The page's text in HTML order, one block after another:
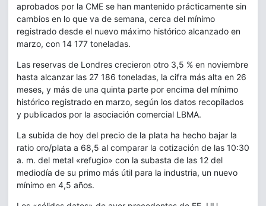
aprobados por la CME se han mantenido prácticamente sin
cambios en lo que va de semana, cerca del mínimo
registrado desde el nuevo máximo histórico alcanzado en
marzo, con 14 177 toneladas.
Las reservas de Londres crecieron otro 3,5 % en noviembre
hasta alcanzar las 27 186 toneladas, la cifra más alta en 26
meses, y más de una quinta parte por encima del mínimo
histórico registrado en marzo, según los datos recopilados
y publicados por la asociación comercial LBMA.
La subida de hoy del precio de la plata ha hecho bajar la
ratio oro/plata a 68,5 al comparar la cotización de las 10:30
a. m. del metal «refugio» con la subasta de las 12 del
mediodía de su primo más útil para la industria, un nuevo
mínimo en 4,5 años.